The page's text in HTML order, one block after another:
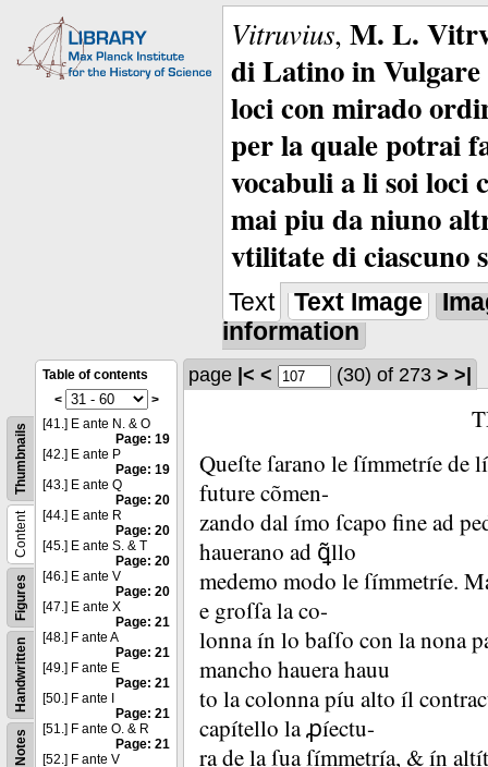
Vitruvius, M. L.
di Latino in Vulgare
loci con mirado
per la quale potrai
vocabuli a li soi loci
mai piu da niuno
vtilitate di ciascuno
Text Text Image
information
Notes
Handwritten
Figures
Content
Thumbnails
Table of contents
<
>
[41.] E ante N. & O
Page: 19
[42.] E ante P
Page: 19
[43.] E ante Q
Page: 20
[44.] E ante R
Page: 20
[45.] E ante S. & T
Page: 20
[46.] E ante V
Page: 20
[47.] E ante X
Page: 21
[48.] F ante A
Page: 21
[49.] F ante E
Page: 21
[50.] F ante I
Page: 21
[51.] F ante O. & R
Page: 21
[52.] F ante V
page |< < (30) of 273 > >|
Queſte ſarano le ſímmetríe
future cõmen-
zando dal ímo ſcapo fine ad
hauerano ad ꝗ̃llo
medemo modo le ſímmetríe.
e groſſa la co-
lonna ín lo baſſo con la nona
mancho hauera hauu
to la colonna píu alto íl
capítello la ꝓíectu-
ra de la ſua ſímmetría, &ín